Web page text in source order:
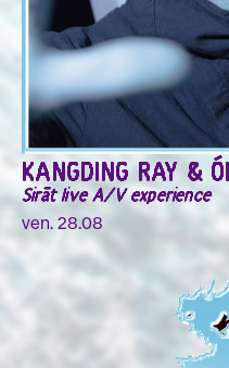
KANGDING RAY &
Sirāt live A/V experience
ven. 28.08